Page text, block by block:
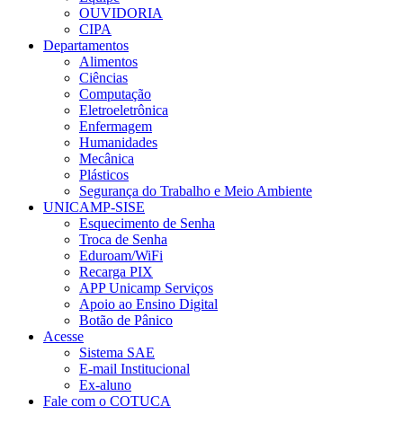
OUVIDORIA
CIPA
Departamentos
Alimentos
Ciências
Computação
Eletroeletrônica
Enfermagem
Humanidades
Mecânica
Plásticos
Segurança do Trabalho e Meio Ambiente
UNICAMP-SISE
Esquecimento de Senha
Troca de Senha
Eduroam/WiFi
Recarga PIX
APP Unicamp Serviços
Apoio ao Ensino Digital
Botão de Pânico
Acesse
Sistema SAE
E-mail Institucional
Ex-aluno
Fale com o COTUCA